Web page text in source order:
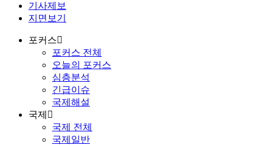
기사제보
지면보기
포커스
포커스 전체
오늘의 포커스
심층분석
긴급이슈
국제해설
국제
국제 전체
국제일반